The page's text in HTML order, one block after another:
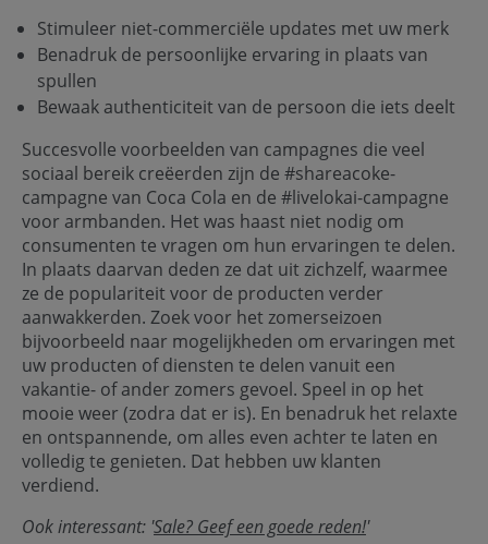
Stimuleer niet-commerciële updates met uw merk
Benadruk de persoonlijke ervaring in plaats van
spullen
Bewaak authenticiteit van de persoon die iets deelt
Succesvolle voorbeelden van campagnes die veel
sociaal bereik creëerden zijn de #shareacoke-
campagne van Coca Cola en de #livelokai-campagne
voor armbanden. Het was haast niet nodig om
consumenten te vragen om hun ervaringen te delen.
In plaats daarvan deden ze dat uit zichzelf, waarmee
ze de populariteit voor de producten verder
aanwakkerden. Zoek voor het zomerseizoen
bijvoorbeeld naar mogelijkheden om ervaringen met
uw producten of diensten te delen vanuit een
vakantie- of ander zomers gevoel. Speel in op het
mooie weer (zodra dat er is). En benadruk het relaxte
en ontspannende, om alles even achter te laten en
volledig te genieten. Dat hebben uw klanten
verdiend.
Ook interessant: 'Sale? Geef een goede reden!'